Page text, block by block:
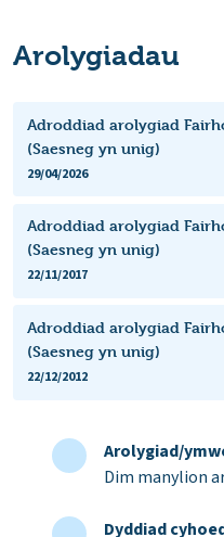
Arolygiadau
Adroddiad arolygiad
(Saesneg yn unig)
29/04/2026
Adroddiad arolygiad
(Saesneg yn unig)
22/11/2017
Adroddiad arolygiad
(Saesneg yn unig)
22/12/2012
Arolygiad/
Dim manylion
Dyddiad